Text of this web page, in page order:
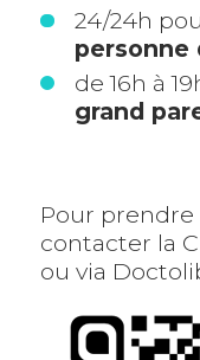
24/24h
personne
de 16h à
grand
Pour prendre
contacter la
ou via